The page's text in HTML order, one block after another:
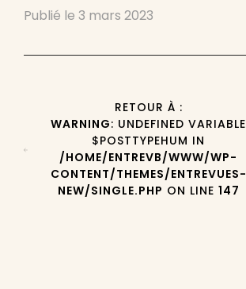
Publié le 3 mars 2023
RETOUR À :
WARNING: UNDEFINED VARIABLE
$POSTTYPEHUM IN
/HOME/ENTREVB/WWW/WP-
CONTENT/THEMES/ENTREVUES-
NEW/SINGLE.PHP ON LINE 147